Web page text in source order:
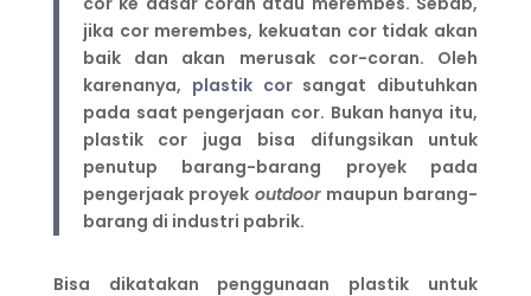
jika cor merembes, kekuatan cor tidak akan
baik dan akan merusak cor-coran. Oleh
karenanya, plastik corsangat dibutuhkan
pada saat pengerjaan cor. Bukan hanya itu,
plastik cor juga bisa difungsikan untuk
penutup barang-barang proyek pada
pengerjaak proyek outdoormaupun barang-
barang di industri pabrik.
Bisa dikatakan penggunaan plastik untuk